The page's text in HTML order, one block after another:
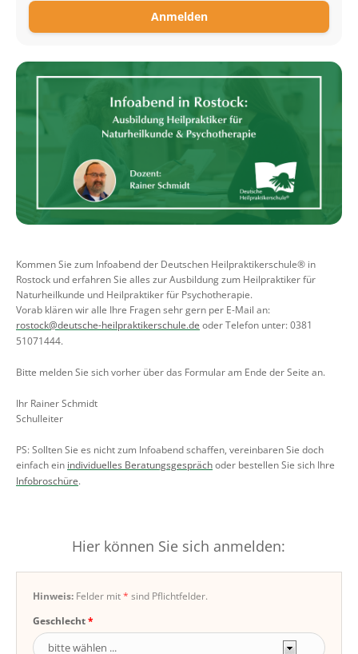
Anmelden
Kommen Sie zum Infoabend der Deutschen Heilpraktikerschule® in
Rostock und erfahren Sie alles zur Ausbildung zum Heilpraktiker für
Naturheilkunde und Heilpraktiker für Psychotherapie.
Vorab klären wir alle Ihre Fragen sehr gern per E-Mail an:
rostock@deutsche-heilpraktikerschule.de oder Telefon unter: 0381
51071444.
Bitte melden Sie sich vorher über das Formular am Ende der Seite an.
Ihr Rainer Schmidt
Schulleiter
PS: Sollten Sie es nicht zum Infoabend schaffen, vereinbaren Sie doch
einfach ein individuelles Beratungsgesprächoder bestellen Sie sich Ihre
Infobroschüre.
Hier können Sie sich anmelden:
Hinweis: Felder mit* sind Pflichtfelder.
Geschlecht